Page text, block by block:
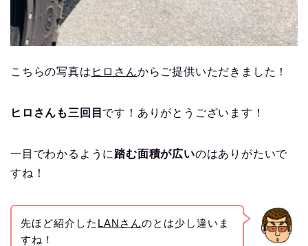
こちらの写真は ヒロさんからご提供いただきました！
ヒロさんも三回目 です！ありがとうございます！
一目でわかるように 踏む面積が広いのはありがたいで
すね！
先ほど紹介した LANさんのとは少し違いま
すね！